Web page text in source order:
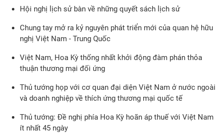
Hội nghị lịch sử bàn về những quyết sách lịch sử
Chung tay mở ra kỷ nguyên phát triển mới của quan hệ hữu
nghị Việt Nam - Trung Quốc
Việt Nam, Hoa Kỳ thống nhất khởi động đàm phán thỏa
thuận thương mại đối ứng
Thủ tướng họp với cơ quan đại diện Việt Nam ở nước ngoài
và doanh nghiệp về thích ứng thương mại quốc tế
Thủ tướng: Đề nghị phía Hoa Kỳ hoãn áp thuế với Việt Nam
ít nhất 45 ngày